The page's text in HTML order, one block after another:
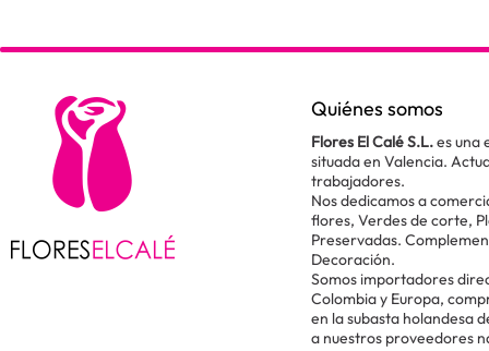
Quiénes somos
Flores El Calé S.L.es una
situada en Valencia.
trabajadores.
Nos dedicamos a
flores, Verdes de corte,
Preservadas.
Decoración.
Somos importadores
Colombia y Europa,
en la subasta holandesa
a nuestros proveedores